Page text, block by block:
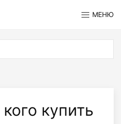
МЕНЮ
купить